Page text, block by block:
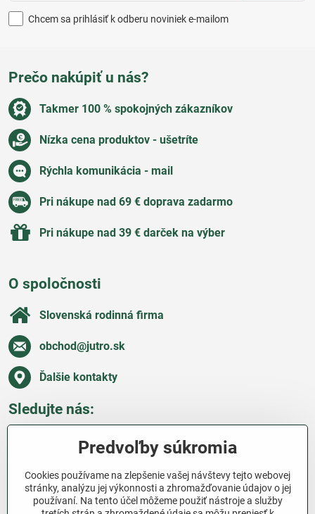
Chcem sa prihlásiť k odberu noviniek e-mailom
Prečo nakúpiť u nás?
Takmer 100 % spokojných zákazníkov
Nízka cena produktov - ušetríte
Rýchla komunikácia - mail
Pri nákupe nad 69 € doprava zadarmo
Pri nákupe nad 39 € darček na výber
O spoločnosti
Slovenská rodinná firma
obchod​@jutro​.sk
Ďalšie kontakty
Sledujte nás:
Všetko o nákupe
Ďakujeme za podporu
Predvoľby súkromia
Cookies používame na zlepšenie vašej návštevy tejto webovej
stránky, analýzu jej výkonnosti a zhromažďovanie údajov o jej
používaní. Na tento účel môžeme použiť nástroje a služby